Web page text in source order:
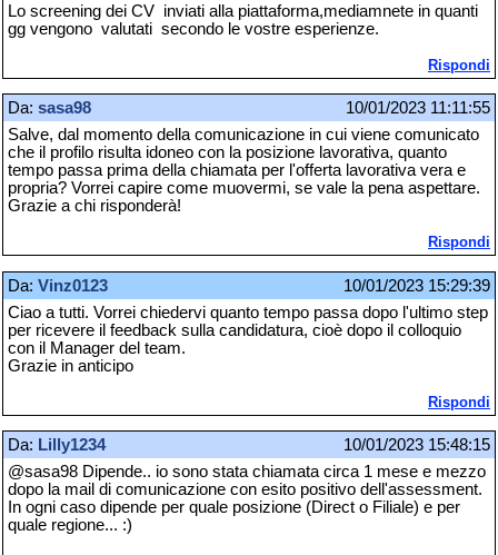
Lo screening dei CV inviati alla piattaforma,mediamnete in quanti
gg vengono valutati secondo le vostre esperienze.
Rispondi
Da: sasa98
10/01/2023 11:11:55
Salve, dal momento della comunicazione in cui viene comunicato
che il profilo risulta idoneo con la posizione lavorativa, quanto
tempo passa prima della chiamata per l'offerta lavorativa vera e
propria? Vorrei capire come muovermi, se vale la pena aspettare.
Grazie a chi risponderà!
Rispondi
Da: Vinz0123
10/01/2023 15:29:39
Ciao a tutti. Vorrei chiedervi quanto tempo passa dopo l'ultimo step
per ricevere il feedback sulla candidatura, cioè dopo il colloquio
con il Manager del team.
Grazie in anticipo
Rispondi
Da: Lilly1234
10/01/2023 15:48:15
@sasa98 Dipende.. io sono stata chiamata circa 1 mese e mezzo
dopo la mail di comunicazione con esito positivo dell'assessment.
In ogni caso dipende per quale posizione (Direct o Filiale) e per
quale regione... :)